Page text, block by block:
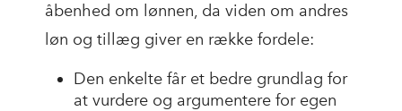
åbenhed om lønnen, da viden om andres
løn og tillæg giver en række fordele:
Den enkelte får et bedre grundlag for
at vurdere og argumentere for egen